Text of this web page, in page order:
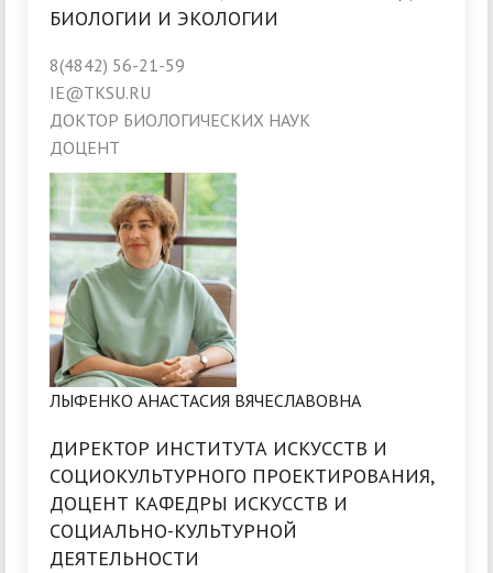
БИОЛОГИИ И ЭКОЛОГИИ
8(4842) 56-21-59
IE@TKSU.RU
ДОКТОР БИОЛОГИЧЕСКИХ НАУК
ДОЦЕНТ
ЛЫФЕНКО АНАСТАСИЯ ВЯЧЕСЛАВОВНА
ДИРЕКТОР ИНСТИТУТА ИСКУССТВ И
СОЦИОКУЛЬТУРНОГО ПРОЕКТИРОВАНИЯ,
ДОЦЕНТ КАФЕДРЫ ИСКУССТВ И
СОЦИАЛЬНО-КУЛЬТУРНОЙ
ДЕЯТЕЛЬНОСТИ